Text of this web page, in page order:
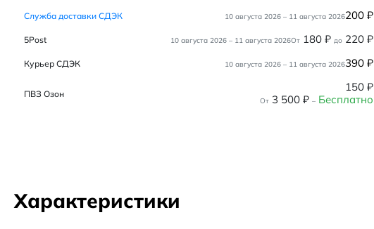
Служба доставки СДЭК 10 августа 2026 – 11 августа 2026200 ₽
5Post 10 августа 2026 – 11 августа 2026От 180 ₽ до 220 ₽
Курьер СДЭК 10 августа 2026 – 11 августа 2026390 ₽
ПВЗ Озон 150 ₽
От 3 500 ₽ – Бесплатно
Характеристики